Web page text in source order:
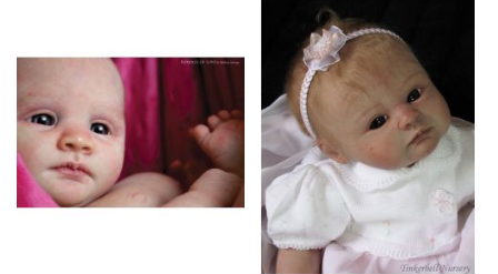
DESEJOS
LISTA
DE
DESEJOS
COMPARAR